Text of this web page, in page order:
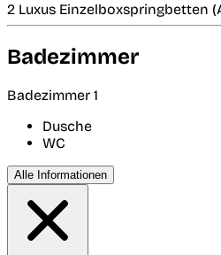
2 Luxus Einzelboxspringbetten
Badezimmer
Badezimmer 1
Dusche
WC
Alle Informationen